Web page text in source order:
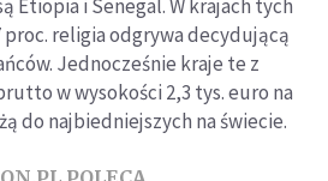
Etiopia i Senegal. W krajach tych
religia odgrywa decydującą
Jednocześnie kraje te z
w wysokości 2,3 tys. euro na
do najbiedniejszych na świecie.